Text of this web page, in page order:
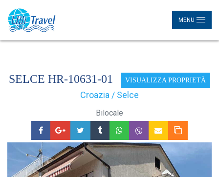
MENU
SELCE HR-10631-01 VISUALIZZA PROPRIETÀ
Croazia / Selce
Bilocale